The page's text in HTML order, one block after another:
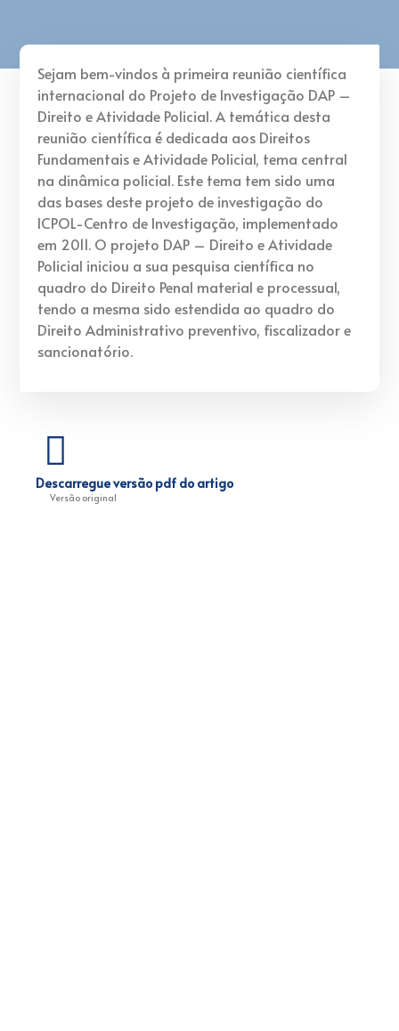
Sejam bem-vindos à primeira reunião científica
internacional do Projeto de Investigação DAP –
Direito e Atividade Policial. A temática desta
reunião científica é dedicada aos Direitos
Fundamentais e Atividade Policial, tema central
na dinâmica policial. Este tema tem sido uma
das bases deste projeto de investigação do
ICPOL-Centro de Investigação, implementado
em 2011. O projeto DAP – Direito e Atividade
Policial iniciou a sua pesquisa científica no
quadro do Direito Penal material e processual,
tendo a mesma sido estendida ao quadro do
Direito Administrativo preventivo, fiscalizador e
sancionatório.
Descarregue versão pdf do artigo
Versão original